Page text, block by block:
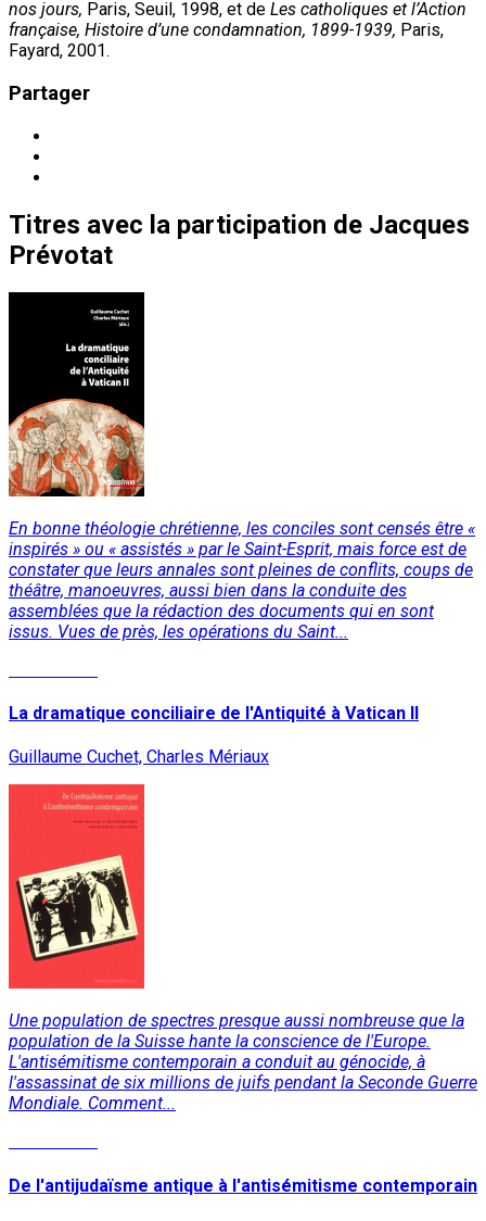
nos jours, Paris, Seuil, 1998, et de Les catholiques et l’Action
française, Histoire d’une condamnation, 1899-1939, Paris,
Fayard, 2001.
Partager
Titres avec la participation de Jacques
Prévotat
En bonne théologie chrétienne, les conciles sont censés être «
inspirés » ou « assistés » par le Saint-Esprit, mais force est de
constater que leurs annales sont pleines de conflits, coups de
théâtre, manoeuvres, aussi bien dans la conduite des
assemblées que la rédaction des documents qui en sont
issus. Vues de près, les opérations du Saint...
La dramatique conciliaire de l'Antiquité à Vatican II
Guillaume Cuchet, Charles Mériaux
Une population de spectres presque aussi nombreuse que la
population de la Suisse hante la conscience de l'Europe.
L'antisémitisme contemporain a conduit au génocide, à
l'assassinat de six millions de juifs pendant la Seconde Guerre
Mondiale. Comment...
De l'antijudaïsme antique à l'antisémitisme contemporain